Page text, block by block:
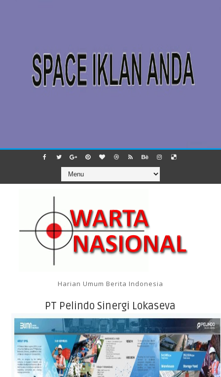
Harian Umum Berita Indonesia
PT Pelindo Sinergi Lokaseva